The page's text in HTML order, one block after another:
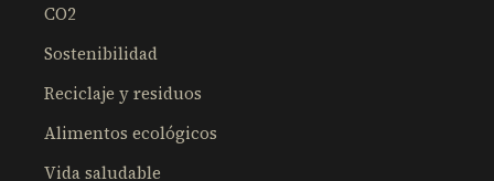
CO2
Sostenibilidad
Reciclaje y residuos
Alimentos ecológicos
Vida saludable